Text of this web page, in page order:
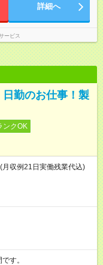
詳細へ
ービス
勤のお仕事！製
ンクOK
収例21日実働残業代込)
です。